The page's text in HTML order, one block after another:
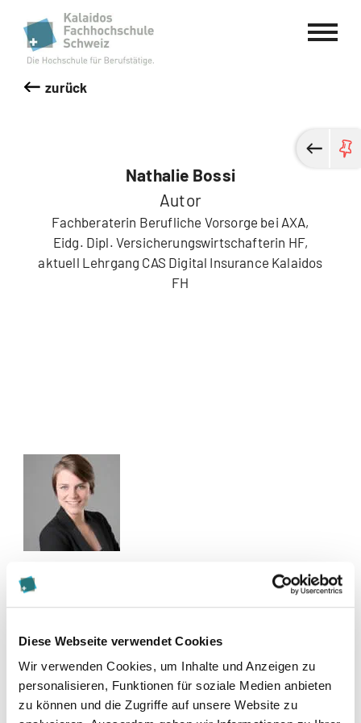
Diese Webseite verwendet Cookies
Wir verwenden Cookies, um Inhalte und Anzeigen zu
personalisieren, Funktionen für soziale Medien anbieten
zu können und die Zugriffe auf unsere Website zu
Kalaidos Fachhochschule Schweiz
zurück
Nathalie Bossi
Autor
Fachberaterin Berufliche Vorsorge bei AXA,
Eidg. Dipl. Versicherungswirtschafterin HF,
aktuell Lehrgang CAS Digital Insurance Kalaidos
FH
Kontakt
nathalie.bossi@axa.ch
Zur Merkliste hinzufügen